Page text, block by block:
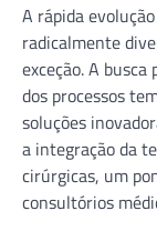
A rápida
radicalmente
exceção. A
dos processos
soluções
a integração da
cirúrgicas, um
consultórios